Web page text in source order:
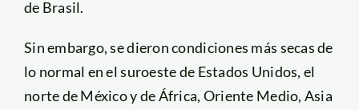
de Brasil.
Sin embargo, se dieron condiciones más secas de
lo normal en el suroeste de Estados Unidos, el
norte de México y de África, Oriente Medio, Asia